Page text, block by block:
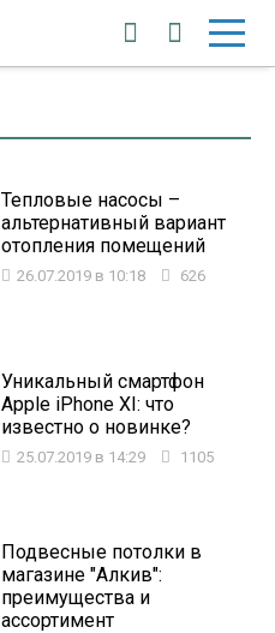
Тепловые насосы –
альтернативный вариант
отопления помещений
26.07.2019 в 10:18 626
Уникальный смартфон
Apple iPhone XI: что
известно о новинке?
25.07.2019 в 14:29 1105
Подвесные потолки в
магазине "Алкив":
преимущества и
ассортимент